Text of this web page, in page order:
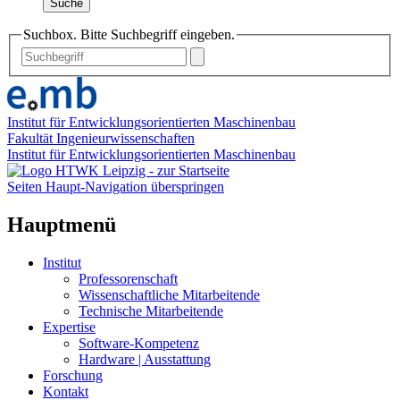
Suche
Suchbox. Bitte Suchbegriff eingeben.
Institut für Entwicklungsorientierten Maschinenbau
Fakultät Ingenieurwissenschaften
Institut für Entwicklungsorientierten Maschinenbau
Seiten Haupt-Navigation überspringen
Hauptmenü
Institut
Professorenschaft
Wissenschaftliche Mitarbeitende
Technische Mitarbeitende
Expertise
Software-Kompetenz
Hardware | Ausstattung
Forschung
Kontakt